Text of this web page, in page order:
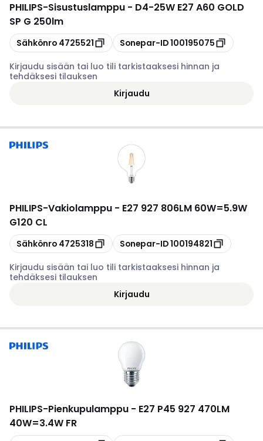
PHILIPS-Sisustuslamppu - D4-25W E27 A60 GOLD
SP G 250lm
Kopioi
Sähkönro 4725521 Kopioi
Sonepar-ID100195075
Kirjaudu sisään tai luo tili tarkistaaksesi hinnan ja
tehdäksesi tilauksen
Kirjaudu
PHILIPS-Vakiolamppu - E27 927 806LM 60W=5.9W
G120 CL
Kopioi
Sähkönro 4725318 Kopioi
Sonepar-ID100194821
Kirjaudu sisään tai luo tili tarkistaaksesi hinnan ja
tehdäksesi tilauksen
Kirjaudu
PHILIPS-Pienkupulamppu - E27 P45 927 470LM
40W=3.4W FR